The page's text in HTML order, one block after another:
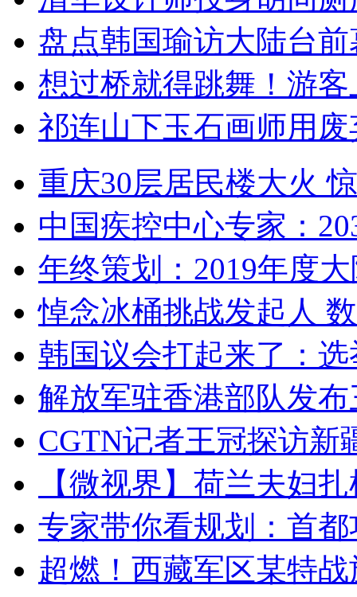
盘点韩国瑜访大陆台
想过桥就得跳舞！游客
祁连山下玉石画师用
重庆30层居民楼大火
中国疾控中心专家：
年终策划：2019年度
悼念冰桶挑战发起人
韩国议会打起来了：
解放军驻香港部队发
CGTN记者王冠探访新
【微视界】荷兰夫妇
专家带你看规划：首
超燃！西藏军区某特